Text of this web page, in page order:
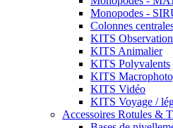
Monopodes -
Colonnes
KITS Observation
KITS Animalier
KITS Polyvalents
KITS
KITS Vidéo
KITS Voyage /
Accessoires Rotules &